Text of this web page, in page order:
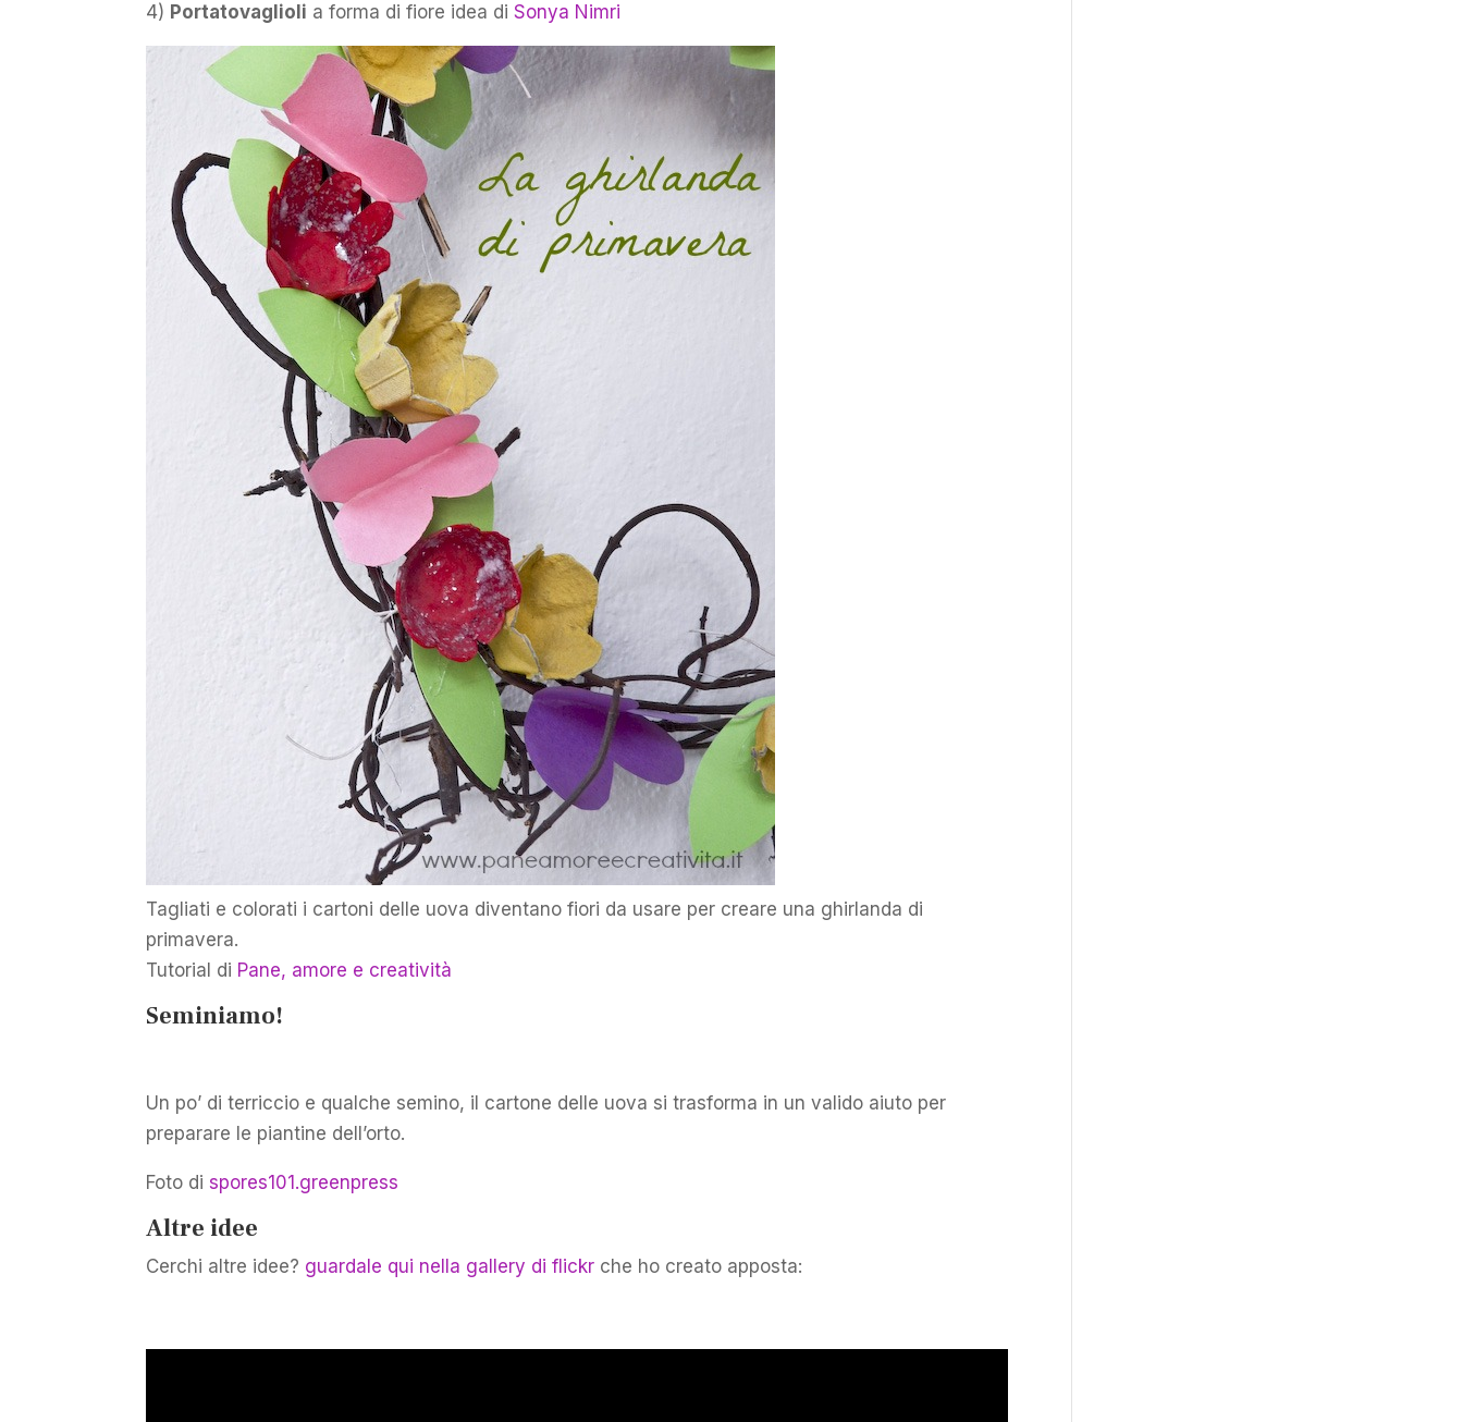
4) Portatovaglioli a forma di fiore idea diSonya Nimri
Tagliati e colorati i cartoni delle uova diventano fiori da usare per creare una ghirlanda di
primavera.
Tutorial di Pane, amore e creatività
Seminiamo!
Un po’ di terriccio e qualche semino, il cartone delle uova si trasforma in un valido aiuto per
preparare le piantine dell’orto.
Foto dispores101.greenpress
Altre idee
Cerchi altre idee? guardale qui nella gallery di flickr che ho creato apposta: